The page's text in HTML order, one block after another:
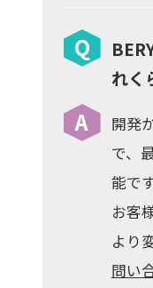
BERYLの利用開始までにど
れく
開発
で、
能です
お客
より
問い